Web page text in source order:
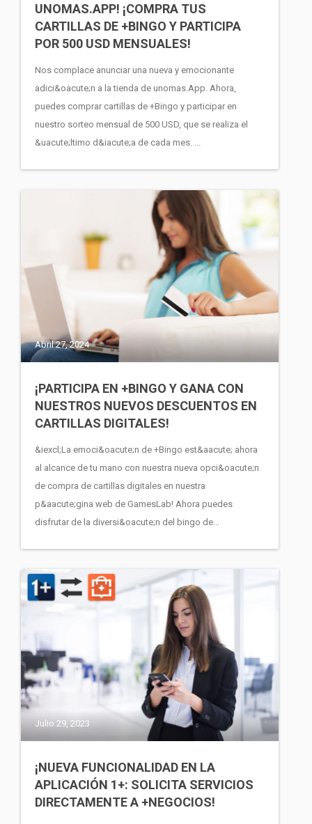
UNOMAS.APP! ¡COMPRA TUS
CARTILLAS DE +BINGO Y PARTICIPA
POR 500 USD MENSUALES!
Nos complace anunciar una nueva y emocionante
adici&oacute;n a la tienda de unomas.App. Ahora,
puedes comprar cartillas de +Bingo y participar en
nuestro sorteo mensual de 500 USD, que se realiza el
&uacute;ltimo d&iacute;a de cada mes. ...
Abril 27, 2024
¡PARTICIPA EN +BINGO Y GANA CON
NUESTROS NUEVOS DESCUENTOS EN
CARTILLAS DIGITALES!
&iexcl;La emoci&oacute;n de +Bingo est&aacute; ahora
al alcance de tu mano con nuestra nueva opci&oacute;n
de compra de cartillas digitales en nuestra
p&aacute;gina web de GamesLab! Ahora puedes
disfrutar de la diversi&oacute;n del bingo de...
Julio 29, 2023
¡NUEVA FUNCIONALIDAD EN LA
APLICACIÓN 1+: SOLICITA SERVICIOS
DIRECTAMENTE A +NEGOCIOS!